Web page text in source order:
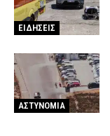
ΕΙΔΗΣΕΙΣ
ΑΣΤΥΝΟΜΙΑ